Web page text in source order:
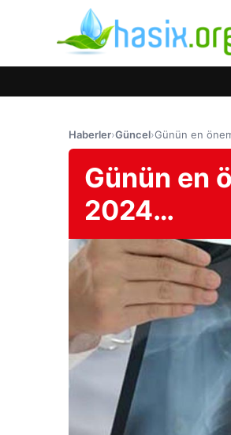
Haberler›Güncel›Günün en
Günün en
2024…